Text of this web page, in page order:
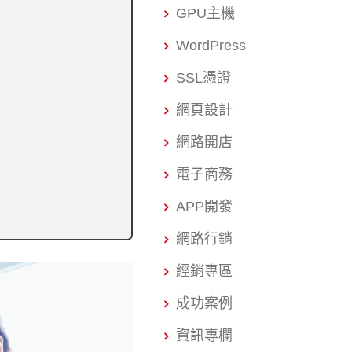
GPU主機
WordPress
SSL憑證
網頁設計
網路開店
電子商務
APP開發
網路行銷
經銷專區
成功案例
資訊專欄